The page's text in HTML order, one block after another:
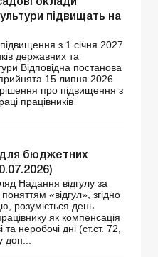
оклади
підвищать на
з 1 січня 2027
державних та
Відповідна постанова
прийнята 15 липня 2026
про підвищення з
працівників
для бюджетних
Надання відгулу за
«відгул», згідно
розуміється день
як компенсація
та неробочі дні (ст.ст. 72,